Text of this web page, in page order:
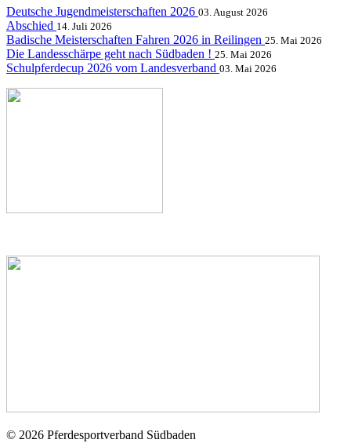
Deutsche Jugendmeisterschaften 2026 03. August 2026
Abschied 14. Juli 2026
Badische Meisterschaften Fahren 2026 in Reilingen 25. Mai 2026
Die Landesschärpe geht nach Südbaden ! 25. Mai 2026
Schulpferdecup 2026 vom Landesverband 03. Mai 2026
© 2026 Pferdesportverband Südbaden